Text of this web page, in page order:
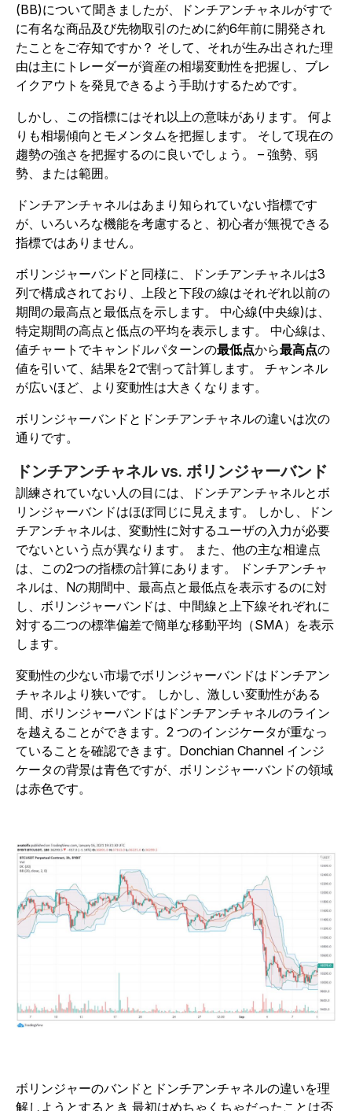
(BB)について聞きましたが、ドンチアンチャネルがすで
に有名な商品及び先物取引のために約6年前に開発され
たことをご存知ですか？ そして、それが生み出された理
由は主にトレーダーが資産の相場変動性を把握し、ブレ
イクアウトを発見できるよう手助けするためです。
しかし、この指標にはそれ以上の意味があります。 何よ
りも相場傾向とモメンタムを把握します。 そして現在の
趨勢の強さを把握するのに良いでしょう。 – 強勢、弱
勢、または範囲。
ドンチアンチャネルはあまり知られていない指標です
が、いろいろな機能を考慮すると、初心者が無視できる
指標ではありません。
ボリンジャーバンドと同様に、ドンチアンチャネルは3
列で構成されており、上段と下段の線はそれぞれ以前の
期間の最高点と最低点を示します。 中心線(中央線)は、
特定期間の高点と低点の平均を表示します。 中心線は、
値チャートでキャンドルパターンの最低点から最高点の
値を引いて、結果を2で割って計算します。 チャンネル
が広いほど、より変動性は大きくなります。
ボリンジャーバンドとドンチアンチャネルの違いは次の
通りです。
ドンチアンチャネル vs. ボリンジャーバンド
訓練されていない人の目には、ドンチアンチャネルとボ
リンジャーバンドはほぼ同じに見えます。 しかし、ドン
チアンチャネルは、変動性に対するユーザの入力が必要
でないという点が異なります。 また、他の主な相違点
は、この2つの指標の計算にあります。 ドンチアンチャ
ネルは、Nの期間中、最高点と最低点を表示するのに対
し、ボリンジャーバンドは、中間線と上下線それぞれに
対する二つの標準偏差で簡単な移動平均（SMA）を表示
します。
変動性の少ない市場でボリンジャーバンドはドンチアン
チャネルより狭いです。 しかし、激しい変動性がある
間、ボリンジャーバンドはドンチアンチャネルのライン
を越えることができます。2 つのインジケータが重なっ
ていることを確認できます。Donchian Channel インジ
ケータの背景は青色ですが、ボリンジャー·バンドの領域
は赤色です。
ボリンジャーのバンドとドンチアンチャネルの違いを理
解しようとするとき 最初はめちゃくちゃだったことは否